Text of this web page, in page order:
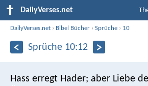
DailyVerses.net
DailyVerses.net › Bibel Bücher ›Sprüche › 10
Sprüche 10:12
Hass erregt Hader; aber Liebe